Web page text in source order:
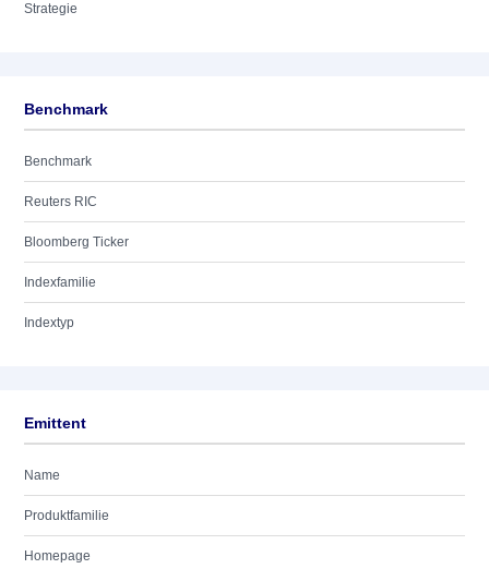
Strategie
Benchmark
Benchmark
Reuters RIC
Bloomberg Ticker
Indexfamilie
Indextyp
Emittent
Name
Produktfamilie
Homepage